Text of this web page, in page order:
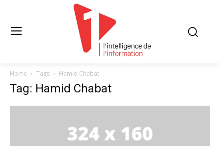
Home Tags Hamid Chabat
Tag: Hamid Chabat